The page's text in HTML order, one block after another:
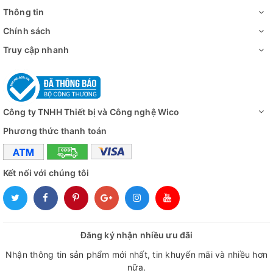
Kích thước bên
trong tủ
Kích thước bên
ngoài tủ
(WxDxH)
718×777×947 mm
Kệ (có sẵn) 2 kệ làm bằng sợi thép không gỉ, tải
An toàn mạch Bảo vệ nhiệt độ quá tải/ Bảo vệ quá
Vật liệu + Vật liệu bên ngoài: Thép phun sơn tĩnh
Kích thước vận
808×884×1133 mm
Thông tin
Chính sách
Truy cập nhanh
Công ty TNHH Thiết bị và Công nghệ Wico
Phương thức thanh toán
Kết nối với chúng tôi
Đăng ký nhận nhiều ưu đãi
Nhận thông tin sản phẩm mới nhất, tin khuyến mãi và nhiều hơn
nữa.